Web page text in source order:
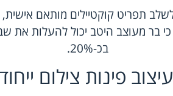
תפריט קוקטיילים מותאם אישית,
בר מעוצב היטב יכול להעלות את
בכ-20%.
פינות צילום